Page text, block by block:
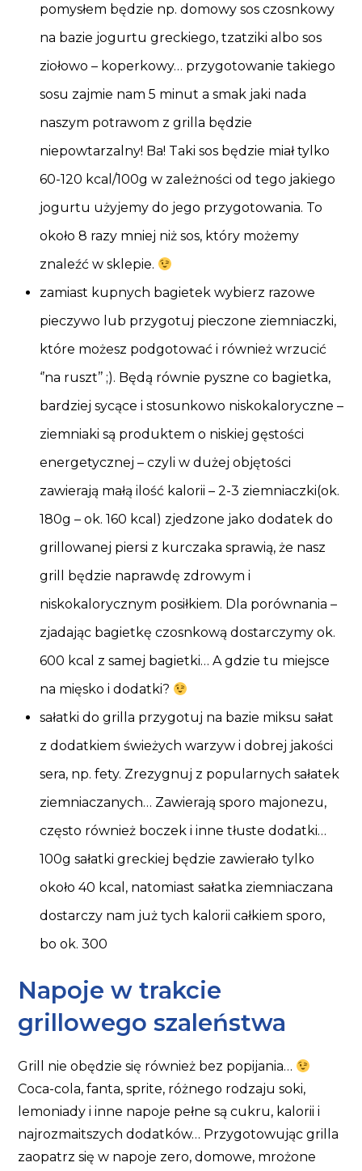
pomysłem będzie np. domowy sos czosnkowy
na bazie jogurtu greckiego, tzatziki albo sos
ziołowo – koperkowy… przygotowanie takiego
sosu zajmie nam 5 minut a smak jaki nada
naszym potrawom z grilla będzie
niepowtarzalny! Ba! Taki sos będzie miał tylko
60-120 kcal/100g w zależności od tego jakiego
jogurtu użyjemy do jego przygotowania. To
około 8 razy mniej niż sos, który możemy
znaleźć w sklepie.
zamiast kupnych bagietek wybierz razowe
pieczywo lub przygotuj pieczone ziemniaczki,
które możesz podgotować i również wrzucić
‘’na ruszt’’ ;). Będą równie pyszne co bagietka,
bardziej sycące i stosunkowo niskokaloryczne –
ziemniaki są produktem o niskiej gęstości
energetycznej – czyli w dużej objętości
zawierają małą ilość kalorii – 2-3 ziemniaczki(ok.
180g – ok. 160 kcal) zjedzone jako dodatek do
grillowanej piersi z kurczaka sprawią, że nasz
grill będzie naprawdę zdrowym i
niskokalorycznym posiłkiem. Dla porównania –
zjadając bagietkę czosnkową dostarczymy ok.
600 kcal z samej bagietki… A gdzie tu miejsce
na mięsko i dodatki?
sałatki do grilla przygotuj na bazie miksu sałat
z dodatkiem świeżych warzyw i dobrej jakości
sera, np. fety. Zrezygnuj z popularnych sałatek
ziemniaczanych… Zawierają sporo majonezu,
często również boczek i inne tłuste dodatki…
100g sałatki greckiej będzie zawierało tylko
około 40 kcal, natomiast sałatka ziemniaczana
dostarczy nam już tych kalorii całkiem sporo,
bo ok. 300
Napoje w trakcie
grillowego szaleństwa
Grill nie obędzie się również bez popijania…
Coca-cola, fanta, sprite, różnego rodzaju soki,
lemoniady i inne napoje pełne są cukru, kalorii i
najrozmaitszych dodatków… Przygotowując grilla
zaopatrz się w napoje zero, domowe, mrożone